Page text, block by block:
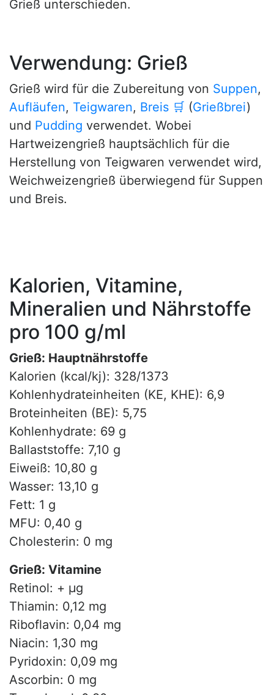
Grieß unterschieden.
Verwendung: Grieß
Grieß wird für die Zubereitung von Suppen,
Aufläufen, Teigwaren, Breis 🛒 (Grießbrei)
und Pudding verwendet. Wobei
Hartweizengrieß hauptsächlich für die
Herstellung von Teigwaren verwendet wird,
Weichweizengrieß überwiegend für Suppen
und Breis.
Kalorien, Vitamine,
Mineralien und Nährstoffe
pro 100 g/ml
Grieß: Hauptnährstoffe
Kalorien (kcal/kj): 328/1373
Kohlenhydrateinheiten (KE, KHE): 6,9
Broteinheiten (BE): 5,75
Kohlenhydrate: 69 g
Ballaststoffe: 7,10 g
Eiweiß: 10,80 g
Wasser: 13,10 g
Fett: 1 g
MFU: 0,40 g
Cholesterin: 0 mg
Grieß: Vitamine
Retinol: + µg
Thiamin: 0,12 mg
Riboflavin: 0,04 mg
Niacin: 1,30 mg
Pyridoxin: 0,09 mg
Ascorbin: 0 mg